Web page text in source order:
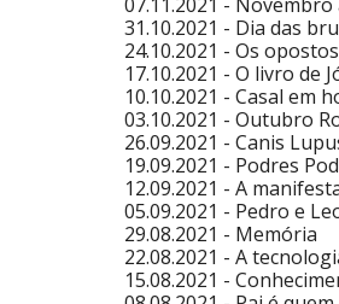
31.10.2021 - Dia das
24.10.2021 - Os
17.10.2021 - O livro de
10.10.2021 - Casal em
03.10.2021 - Outubro
26.09.2021 - Canis
19.09.2021 - Podres
12.09.2021 - A
05.09.2021 - Pedro e
29.08.2021 - Memória
22.08.2021 - A
15.08.2021 -